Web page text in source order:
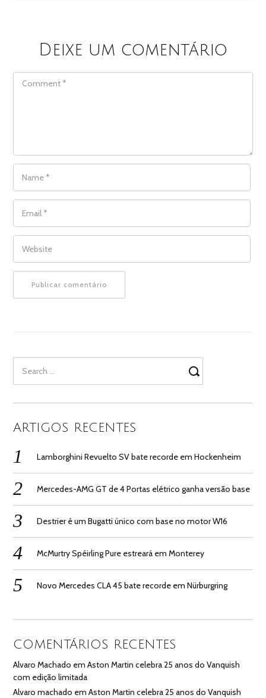
Deixe um comentário
COMMENT
NAME
EMAIL
WEBSITE
for:
ARTIGOS RECENTES
Lamborghini Revuelto SV bate recorde em Hockenheim
Mercedes-AMG GT de 4 Portas elétrico ganha versão base
Destrier é um Bugatti único com base no motor W16
McMurtry Spéirling Pure estreará em Monterey
Novo Mercedes CLA 45 bate recorde em Nürburgring
COMENTÁRIOS RECENTES
Alvaro Machado emAston Martin celebra 25 anos do Vanquish
com edição limitada
Alvaro machado emAston Martin celebra 25 anos do Vanquish